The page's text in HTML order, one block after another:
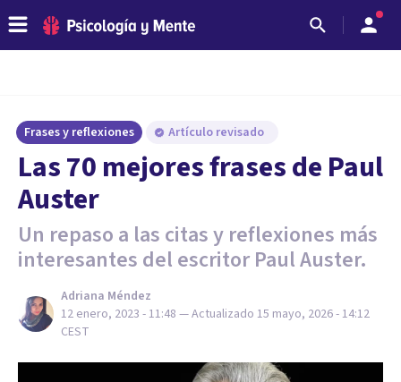
Frases y reflexiones Artículo revisado
Las 70 mejores frases de Paul
Auster
Un repaso a las citas y reflexiones más
interesantes del escritor Paul Auster.
Adriana Méndez
12 enero, 2023 - 11:48 — Actualizado 15 mayo, 2026 - 14:12
CEST